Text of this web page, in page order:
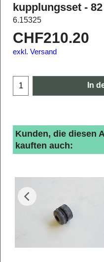
kupplungsset -
6.15325
CHF210.20
exkl. Versand
In
Kunden, die diesen
kauften auch: